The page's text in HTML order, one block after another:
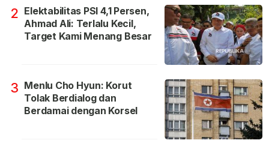
2 Elektabilitas PSI 4,1 Persen,
Ahmad Ali: Terlalu Kecil,
Target Kami Menang Besar
3 Menlu Cho Hyun: Korut
Tolak Berdialog dan
Berdamai dengan Korsel